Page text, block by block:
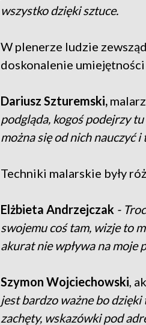
wszystko dzięki sztuce.
W plenerze ludzie
doskonalenie
Dariusz Szturemski,
podgląda, kogoś podejrzy
można się od nich nauczyć i
Techniki malarskie były
Elżbieta Andrzejczak -
swojemu coś tam, wizje to
akurat nie wpływa na moje
Szymon Wojciechowski ,
jest bardzo ważne bo dzięki
zachęty, wskazówki pod